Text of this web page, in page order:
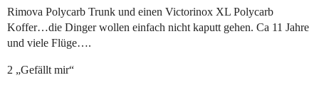
Rimova Polycarb Trunk und einen Victorinox XL Polycarb
Koffer…die Dinger wollen einfach nicht kaputt gehen. Ca 11 Jahre
und viele Flüge….
2 „Gefällt mir“